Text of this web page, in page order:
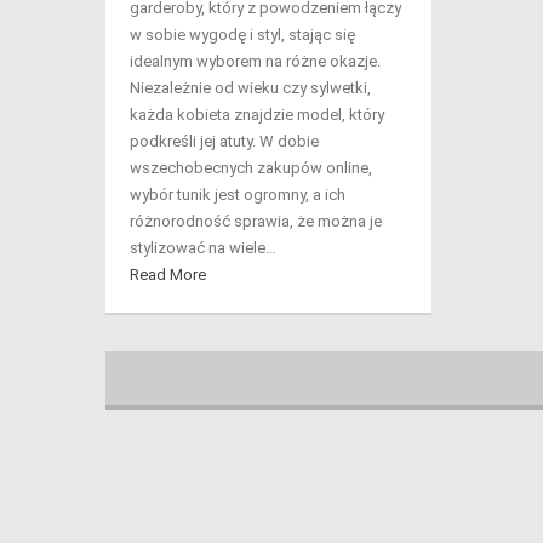
garderoby, który z powodzeniem łączy
w sobie wygodę i styl, stając się
idealnym wyborem na różne okazje.
Niezależnie od wieku czy sylwetki,
każda kobieta znajdzie model, który
podkreśli jej atuty. W dobie
wszechobecnych zakupów online,
wybór tunik jest ogromny, a ich
różnorodność sprawia, że można je
stylizować na wiele…
Read More